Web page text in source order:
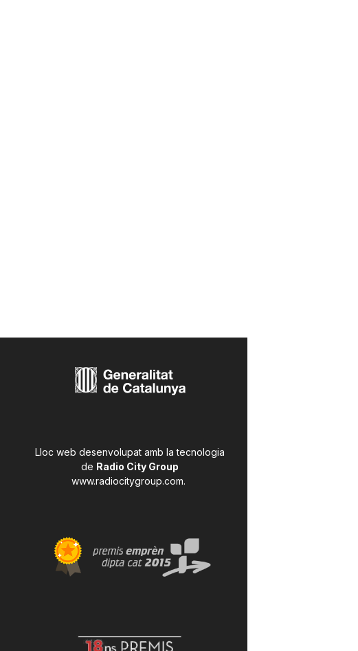
Lloc web desenvolupat amb la tecnologia
de Radio City Group
www.radiocitygroup.com.